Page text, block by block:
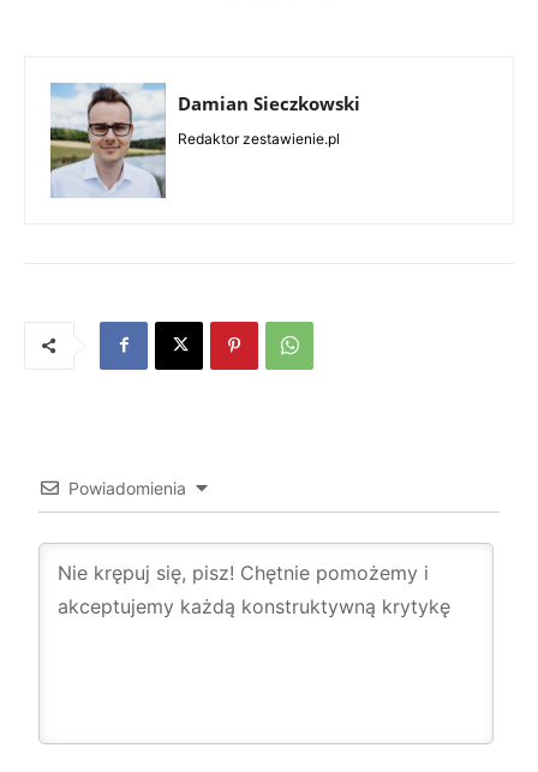
Damian Sieczkowski
Redaktor zestawienie.pl
Powiadomienia